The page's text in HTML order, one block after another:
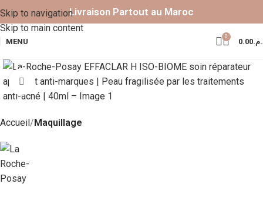
Skip to navigation
Skip to main content
Livraison Partout au Maroc
MENU
0
0.00
Click to enlarge
Accueil Maquillage